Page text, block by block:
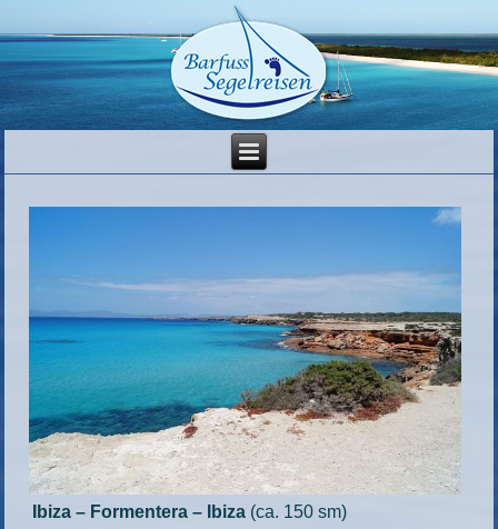
Ibiza – Formentera – Ibiza (ca. 150 sm)